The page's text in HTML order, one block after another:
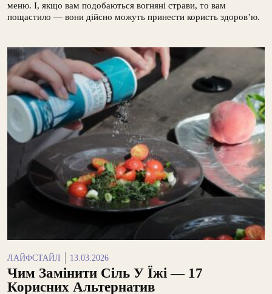
меню. І, якщо вам подобаються вогняні страви, то вам
пощастило — вони дійсно можуть принести користь здоров’ю.
ЛАЙФСТАЙЛ 13.03.2026
Чим Замінити Сіль У Їжі — 17
Корисних Альтернатив